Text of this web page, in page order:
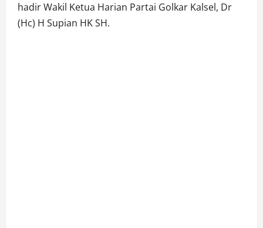
hadir Wakil Ketua Harian Partai Golkar Kalsel, Dr
(Hc) H Supian HK SH.